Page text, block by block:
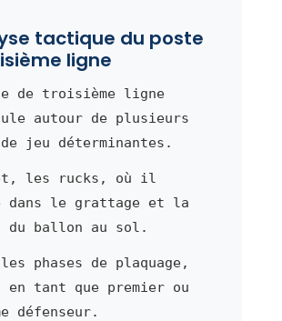
tactique du poste
ligne
de troisième ligne
autour de plusieurs
de jeu déterminantes.
les rucks, où il
dans le grattage et la
du ballon au sol.
phases de plaquage,
en tant que premier ou
défenseur.